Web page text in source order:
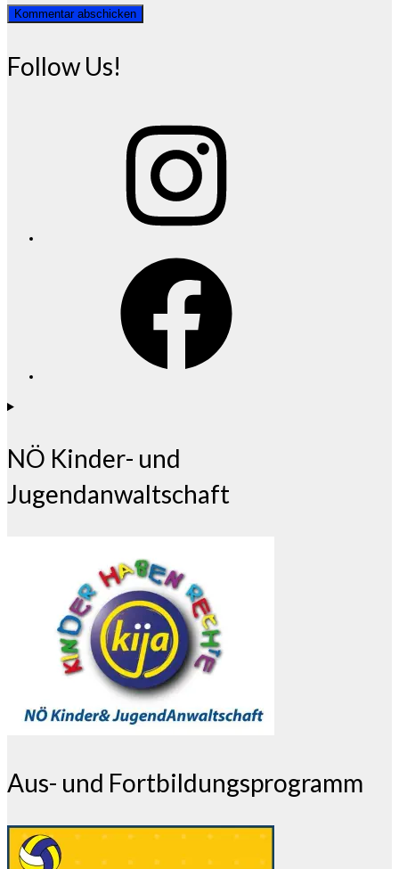
Follow Us!
NÖ Kinder- und
Jugendanwaltschaft
Aus- und Fortbildungsprogramm